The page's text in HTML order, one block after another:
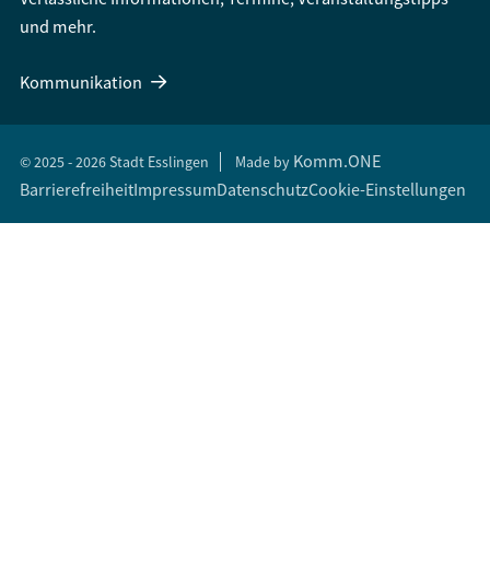
und mehr.
Kommunikation
© 2025 - 2026 Stadt Esslingen Made by Komm.ONE
BarrierefreiheitImpressumDatenschutzCookie-Einstellungen